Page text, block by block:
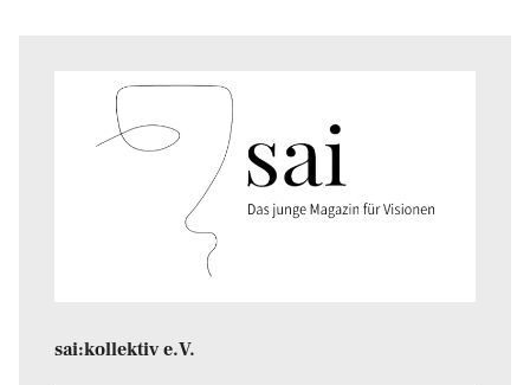
sai:kollektiv e.V.